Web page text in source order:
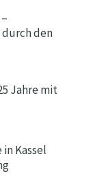
den
Jahre mit
Kassel